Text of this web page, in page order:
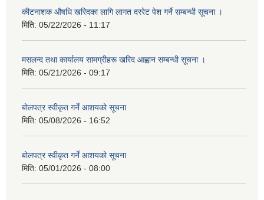
कीटनाशक औषधि खरिदका लागि लागत दररेट पेश गर्ने सम्बन्धी सूचना ।
मिति: 05/22/2026 - 11:17
मसलन्द तथा कार्यालय सामग्रीहरू खरिद आह्वान सम्बन्धी सूचना ।
मिति: 05/21/2026 - 09:17
बोलपत्र स्वीकृत गर्ने आशयको सूचना
मिति: 05/08/2026 - 16:52
बोलपत्र स्वीकृत गर्ने आशयको सूचना
मिति: 05/01/2026 - 08:00